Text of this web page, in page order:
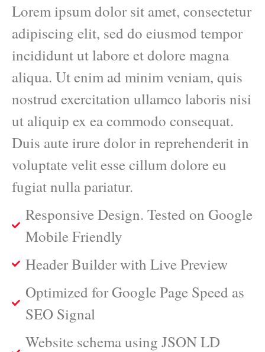
Lorem ipsum dolor sit amet, consectetur
adipiscing elit, sed do eiusmod tempor
incididunt ut labore et dolore magna
aliqua. Ut enim ad minim veniam, quis
nostrud exercitation ullamco laboris nisi
ut aliquip ex ea commodo consequat.
Duis aute irure dolor in reprehenderit in
voluptate velit esse cillum dolore eu
fugiat nulla pariatur.
Responsive Design. Tested on Google
Mobile Friendly
Header Builder with Live Preview
Optimized for Google Page Speed as
SEO Signal
Website schema using JSON LD